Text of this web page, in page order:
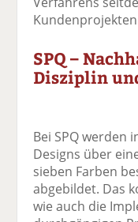
SPQ –
Disziplin
Bei SPQ werden
Designs über
sieben Farben
abgebildet. Das
wie auch die